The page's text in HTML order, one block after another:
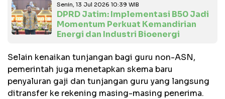
Senin, 13 Jul 2026 10:39 WIB
DPRD Jatim: Implementasi B50 Jadi
Momentum Perkuat Kemandirian
Energi dan Industri Bioenergi
Selain kenaikan tunjangan bagi guru non-ASN,
pemerintah juga menetapkan skema baru
penyaluran gaji dan tunjangan guru yang langsung
ditransfer ke rekening masing-masing penerima.